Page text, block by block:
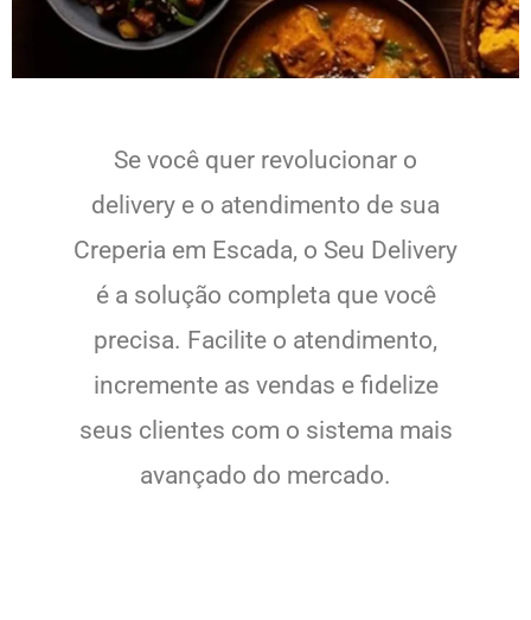
Se você quer revolucionar o
delivery e o atendimento de sua
Creperia em Escada, o Seu Delivery
é a solução completa que você
precisa. Facilite o atendimento,
incremente as vendas e fidelize
seus clientes com o sistema mais
avançado do mercado.